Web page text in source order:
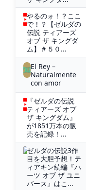
やるのォ！？ここ
で！？【ゼルダの
伝説 ティアーズ
オブ ザ キングダ
ム】＃５０...
El Rey –
Naturalmente
con amor
『ゼルダの伝説
ティアーズ オブ
ザ キングダム』
が1851万本の販
売を記録！...
ゼルダの伝説3作
目を大胆予想！テ
ィアキン続編『ハ
ーツ オブ ザ ユニ
バース』はこ...